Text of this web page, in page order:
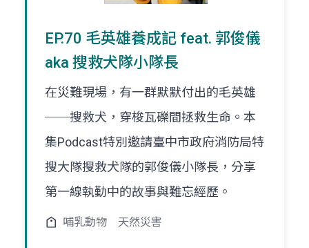
EP.70 毛英雄養成記 feat. 郭俊儀
aka 搜救犬隊小隊長
在災難現場，有一群默默付出的毛英雄
──搜救犬，穿梭瓦礫間拯救生命。本
集Podcast特別邀請臺中市政府消防局特
搜大隊搜救犬隊的郭俊儀小隊長，分享
第一線執勤中的故事與難忘經歷。
哺乳動物 天然災害